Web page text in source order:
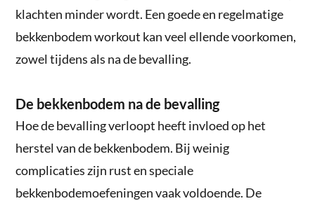
klachten minder wordt. Een goede en regelmatige
bekkenbodem workout kan veel ellende voorkomen,
zowel tijdens als na de bevalling.
De bekkenbodem na de bevalling
Hoe de bevalling verloopt heeft invloed op het
herstel van de bekkenbodem. Bij weinig
complicaties zijn rust en speciale
bekkenbodemoefeningen vaak voldoende. De